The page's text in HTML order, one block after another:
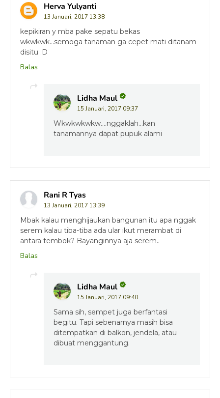
Herva Yulyanti
13 Januari, 2017 13:38
kepikiran y mba pake sepatu bekas
wkwkwk...semoga tanaman ga cepet mati ditanam
disitu :D
Balas
Lidha Maul
15 Januari, 2017 09:37
Wkwkwkwkw....nggaklah...kan
tanamannya dapat pupuk alami
Rani R Tyas
13 Januari, 2017 13:39
Mbak kalau menghijaukan bangunan itu apa nggak
serem kalau tiba-tiba ada ular ikut merambat di
antara tembok? Bayanginnya aja serem..
Balas
Lidha Maul
15 Januari, 2017 09:40
Sama sih, sempet juga berfantasi
begitu. Tapi sebenarnya masih bisa
ditempatkan di balkon, jendela, atau
dibuat menggantung.